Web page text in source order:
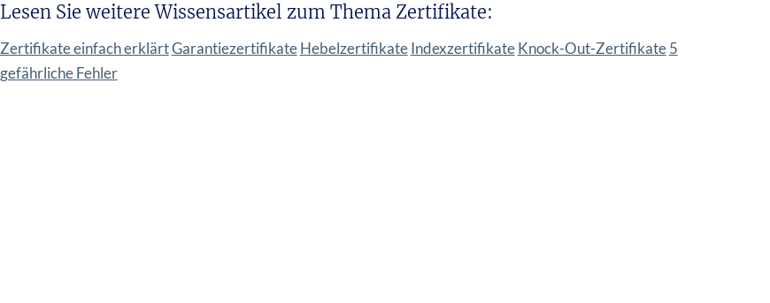
Lesen Sie weitere Wissensartikel zum Thema Zertifikate:
Zertifikate einfach erklärtGarantiezertifikate Hebelzertifikate Indexzertifikate Knock-Out-Zertifikate 5
gefährliche Fehler